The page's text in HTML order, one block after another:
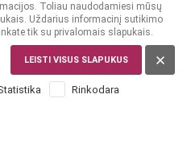
Toliau naudodamiesi mūsų
Uždarius informacinį sutikimo
tik su privalomais slapukais.
LEISTI VISUS SLAPUKUS
Rinkodara
Lemon 0,5 l